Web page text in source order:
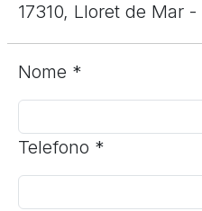
17310, Lloret de Mar -
Nome *
Telefono *